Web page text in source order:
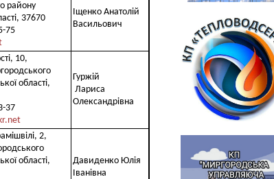
району
37670
75
Іщенко Анатолій
Васильович
10,
області,
37
Гуржій
Лариса
Олександрівна
2,
області,
Давиденко Юлія
Іванівна